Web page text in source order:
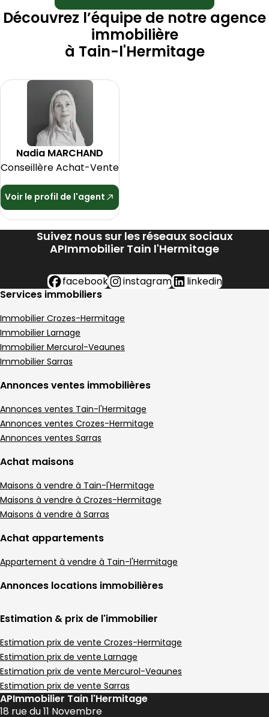
Découvrez l’équipe de notre agence
immobilière
à Tain-l'Hermitage
Nadia MARCHAND
Conseillère Achat-Vente
Voir le profil de l'agent
Suivez nous sur les réseaux sociaux
APImmobilier Tain l'Hermitage
facebook instagram
linkedin
Services immobiliers
Immobilier Crozes-Hermitage
Immobilier Larnage
Immobilier Mercurol-Veaunes
Immobilier Sarras
Annonces ventes immobilières
Annonces ventes Tain-l'Hermitage
Annonces ventes Crozes-Hermitage
Annonces ventes Sarras
Achat maisons
Maisons à vendre à Tain-l'Hermitage
Maisons à vendre à Crozes-Hermitage
Maisons à vendre à Sarras
Achat appartements
Appartement à vendre à Tain-l'Hermitage
Annonces locations immobilières
Estimation & prix de l'immobilier
Estimation prix de vente Crozes-Hermitage
Estimation prix de vente Larnage
Estimation prix de vente Mercurol-Veaunes
Estimation prix de vente Sarras
APImmobilier Tain l'Hermitage
18 rue du 11 Novembre